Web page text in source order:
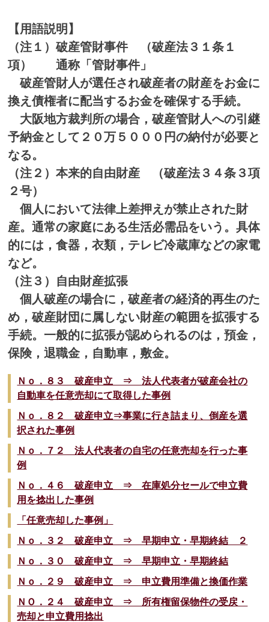
【用語説明】
（注１）破産管財事件 （破産法３１条１
項） 通称「管財事件」
破産管財人が選任され破産者の財産をお金に
換え債権者に配当するお金を確保する手続。
大阪地方裁判所の場合，破産管財人への引継
予納金として２０万５０００円の納付が必要と
なる。
（注２）本来的自由財産 （破産法３４条３項
２号）
個人において法律上差押えが禁止された財
産。通常の家庭にある生活必需品をいう。具体
的には，食器，衣類，テレビ冷蔵庫などの家電
など。
（注３）自由財産拡張
個人破産の場合に，破産者の経済的再生のた
め，破産財団に属しない財産の範囲を拡張する
手続。一般的に拡張が認められるのは，預金，
保険，退職金，自動車，敷金。
Ｎｏ．８３ 破産申立 ⇒ 法人代表者が破産会社の
自動車を任意売却にて取得した事例
Ｎｏ．８２ 破産申立⇒事業に行き詰まり、倒産を選
択された事例
Ｎｏ．７２ 法人代表者の自宅の任意売却を行った事
例
Ｎｏ．４６ 破産申立 ⇒ 在庫処分セールで申立費
用を捻出した事例
「任意売却した事例」
Ｎｏ．３２ 破産申立 ⇒ 早期申立・早期終結 ２
Ｎｏ．３０ 破産申立 ⇒ 早期申立・早期終結
Ｎｏ．２９ 破産申立 ⇒ 申立費用準備と換価作業
ＮＯ．２４ 破産申立 ⇒ 所有権留保物件の受戻・
売却と申立費用捻出